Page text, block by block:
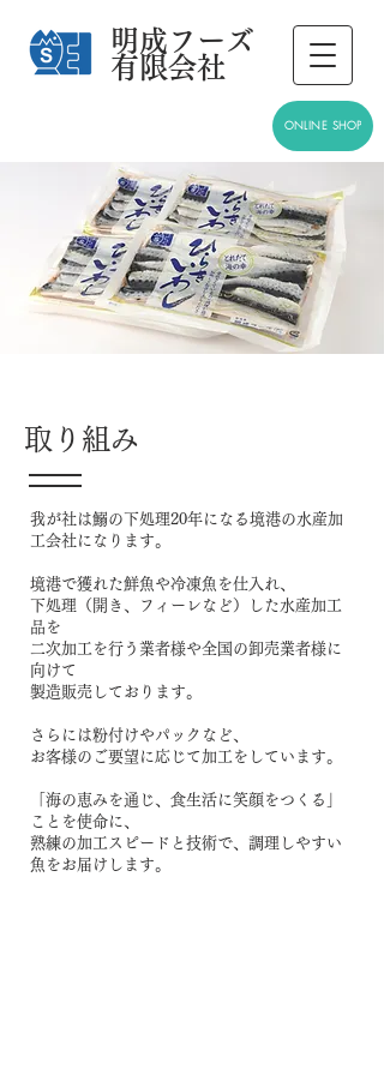
​明成フーズ
有限会社
ONLINE SHOP
​取り組み
我が社は鰯の下処理20年になる境港の水産加
工会社になります。
境港で獲れた鮮魚や冷凍魚を仕入れ、
下処理（開き、フィーレなど）した水産加工
品を
二次加工を行う業者様や全国の卸売業者様に
向けて
製造販売しております。
さらには粉付けやパックなど、
お客様のご要望に応じて加工をしています。
「海の恵みを通じ、食生活に笑顔をつくる」
ことを使命に、
熟練の加工スピードと技術で、調理しやすい
魚をお届けします。